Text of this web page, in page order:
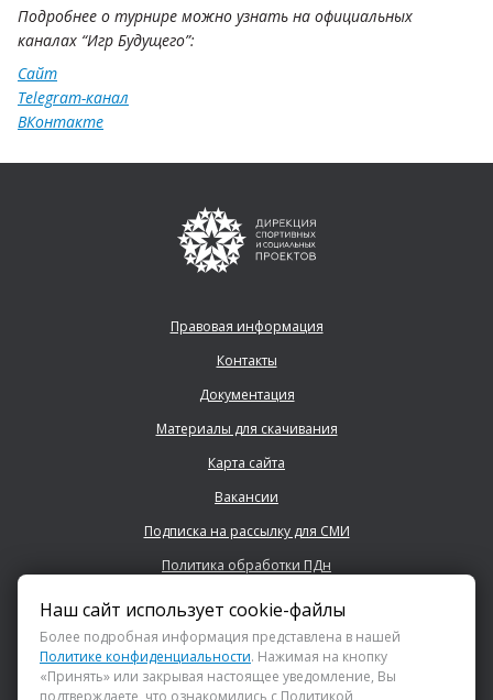
Подробнее о турнире можно узнать на официальных
каналах “Игр Будущего”:
Сайт
Telegram-канал
ВКонтакте
Правовая информация
Контакты
Документация
Материалы для скачивания
Карта сайта
Вакансии
Подписка на рассылку для СМИ
Политика обработки ПДн
+7 (843) 222 0700
info@dsspkazan.ru
Наш сайт использует cookie-файлы
Более подробная информация представлена в нашей
Политике конфиденциальности. Нажимая на кнопку
«Принять» или закрывая настоящее уведомление, Вы
подтверждаете, что ознакомились с Политикой